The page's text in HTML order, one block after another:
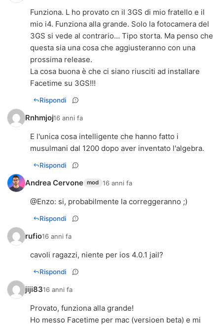
Funziona. L ho provato cn il 3GS di mio fratello e il
mio i4. Funziona alla grande. Solo la fotocamera del
3GS si vede al contrario… Tipo storta. Ma penso che
questa sia una cosa che aggiusteranno con una
prossima release.
La cosa buona è che ci siano riusciti ad installare
Facetime su 3GS!!!
Rispondi
Rnhmjoj16 anni fa
E l'unica cosa intelligente che hanno fatto i
musulmani dal 1200 dopo aver inventato l'algebra.
Rispondi
Andrea Cervone mod 16 anni fa
@Enzo: si, probabilmente la correggeranno ;)
Rispondi
rufio16 anni fa
cavoli ragazzi, niente per ios 4.0.1 jail?
Rispondi
jiji8316 anni fa
Provato, funziona alla grande!
Ho messo Facetime per mac (versioen beta) e mi